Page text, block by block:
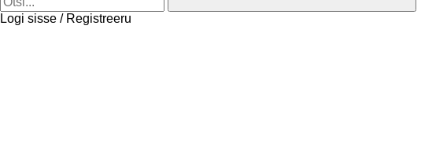
Logi sisse / Registreeru